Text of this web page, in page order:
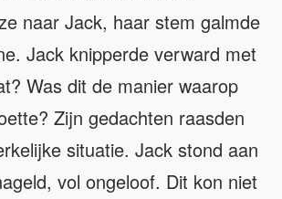
naar Jack, haar stem galmde
Jack knipperde verward met
Was dit de manier waarop
Zijn gedachten raasden
situatie. Jack stond aan
vol ongeloof. Dit kon niet